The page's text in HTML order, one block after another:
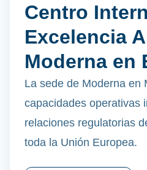
Centro
Excelencia
Moderna en
La sede de Moderna en
capacidades operativas
relaciones regulatorias
toda la Unión Europea.